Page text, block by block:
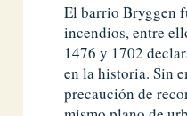
El barrio Bryggen
incendios, entre
1476 y 1702
en la historia. Sin
precaución de